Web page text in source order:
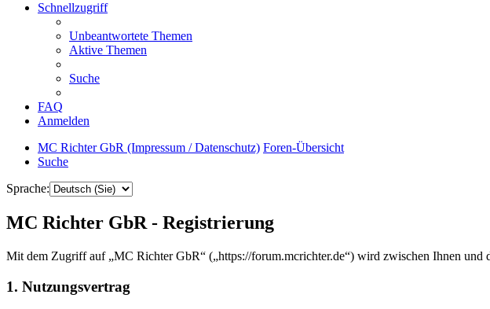
Schnellzugriff
Unbeantwortete Themen
Aktive Themen
Suche
FAQ
Anmelden
MC Richter GbR (Impressum / Datenschutz) Foren-Übersicht
Suche
Sprache:
MC Richter GbR - Registrierung
Mit dem Zugriff auf „MC Richter GbR“ („https://forum.mcrichter.de“) wird zwischen Ihnen und
1. Nutzungsvertrag